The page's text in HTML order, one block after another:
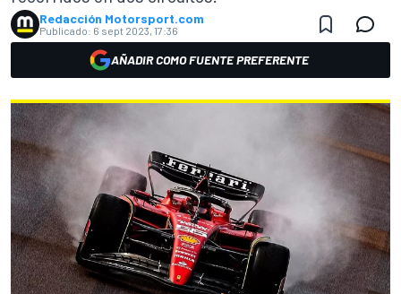
Redacción Motorsport.com
Publicado: 6 sept 2023, 17:36
AÑADIR COMO FUENTE PREFERENTE